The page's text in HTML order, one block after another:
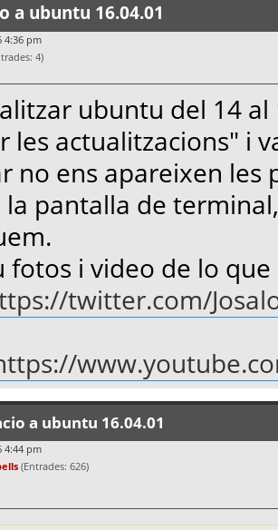
a ubuntu 16.04.01
4:36 pm
4)
ubuntu del 14
les actualitzacions" i
no ens apareixen les
pantalla de
fotos i video de lo que
twitter.com/
a ubuntu 16.04.01
4:44 pm
(Entrades: 626)